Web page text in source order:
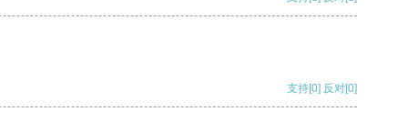
支持[0] 反对[0]